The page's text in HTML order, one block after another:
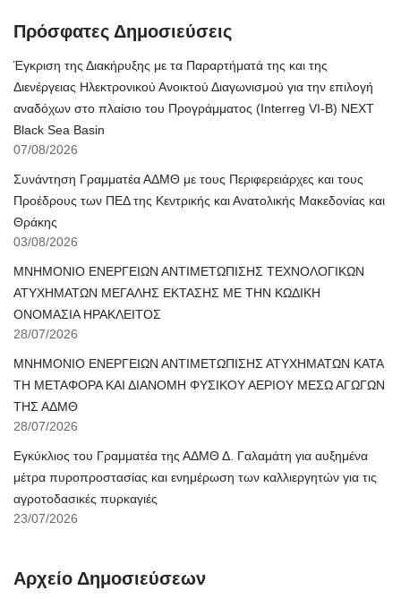
Πρόσφατες Δημοσιεύσεις
Έγκριση της Διακήρυξης με τα Παραρτήματά της και της
Διενέργειας Ηλεκτρονικού Ανοικτού Διαγωνισμού για την επιλογή
αναδόχων στο πλαίσιο του Προγράμματος (Interreg VI-B) NEXT
Black Sea Basin
07/08/2026
Συνάντηση Γραμματέα ΑΔΜΘ με τους Περιφερειάρχες και τους
Προέδρους των ΠΕΔ της Κεντρικής και Ανατολικής Μακεδονίας και
Θράκης
03/08/2026
ΜΝΗΜΟΝΙΟ ΕΝΕΡΓΕΙΩΝ ΑΝΤΙΜΕΤΩΠΙΣΗΣ ΤΕΧΝΟΛΟΓΙΚΩΝ
ΑΤΥΧΗΜΑΤΩΝ ΜΕΓΑΛΗΣ ΕΚΤΑΣΗΣ ΜΕ ΤΗΝ ΚΩΔΙΚΗ
ΟΝΟΜΑΣΙΑ ΗΡΑΚΛΕΙΤΟΣ
28/07/2026
ΜΝΗΜΟΝΙΟ ΕΝΕΡΓΕΙΩΝ ΑΝΤΙΜΕΤΩΠΙΣΗΣ ΑΤΥΧΗΜΑΤΩΝ ΚΑΤΑ
ΤΗ ΜΕΤΑΦΟΡΑ ΚΑΙ ΔΙΑΝΟΜΗ ΦΥΣΙΚΟΥ ΑΕΡΙΟΥ ΜΕΣΩ ΑΓΩΓΩΝ
ΤΗΣ ΑΔΜΘ
28/07/2026
Εγκύκλιος του Γραμματέα της ΑΔΜΘ Δ. Γαλαμάτη για αυξημένα
μέτρα πυροπροστασίας και ενημέρωση των καλλιεργητών για τις
αγροτοδασικές πυρκαγιές
23/07/2026
Αρχείο Δημοσιεύσεων